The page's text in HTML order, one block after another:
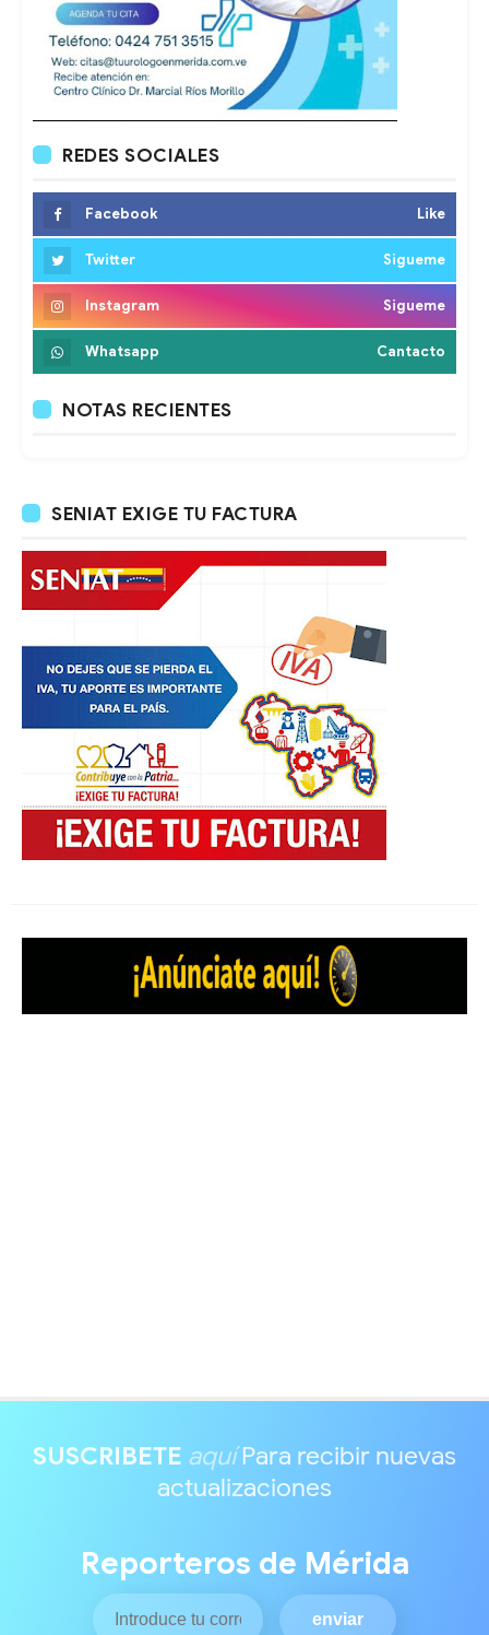
REDES SOCIALES
Facebook Like
Twitter Sigueme
Instagram Sigueme
Whatsapp Cantacto
NOTAS RECIENTES
SENIAT EXIGE TU FACTURA
SUSCRIBETE aquíPara recibir nuevas
actualizaciones
Reporteros de Mérida